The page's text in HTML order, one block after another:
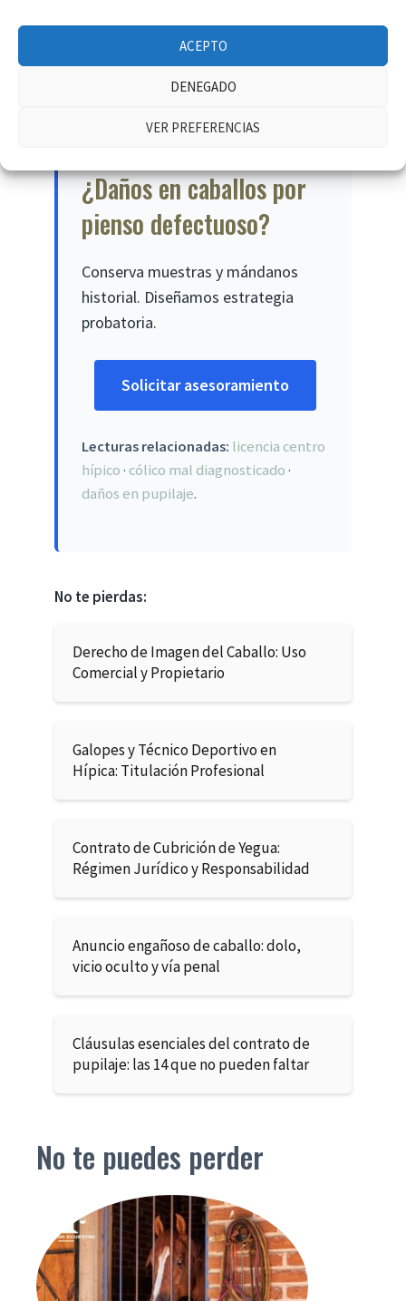
ACEPTO
DENEGADO
VER PREFERENCIAS
¿Cuánto tarda la
reclamación?
¿Daños en caballos por
pienso defectuoso?
Conserva muestras y mándanos
historial. Diseñamos estrategia
probatoria.
Solicitar asesoramiento
Lecturas relacionadas: licencia centro
hípico· cólico mal diagnosticado·
daños en pupilaje.
No te pierdas:
Derecho de Imagen del Caballo: Uso
Comercial y Propietario
Galopes y Técnico Deportivo en
Hípica: Titulación Profesional
Contrato de Cubrición de Yegua:
Régimen Jurídico y Responsabilidad
Anuncio engañoso de caballo: dolo,
vicio oculto y vía penal
Cláusulas esenciales del contrato de
pupilaje: las 14 que no pueden faltar
No te puedes perder